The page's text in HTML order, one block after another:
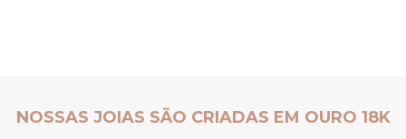
18K NOSSAS JOIAS SÃO CRIADAS EM